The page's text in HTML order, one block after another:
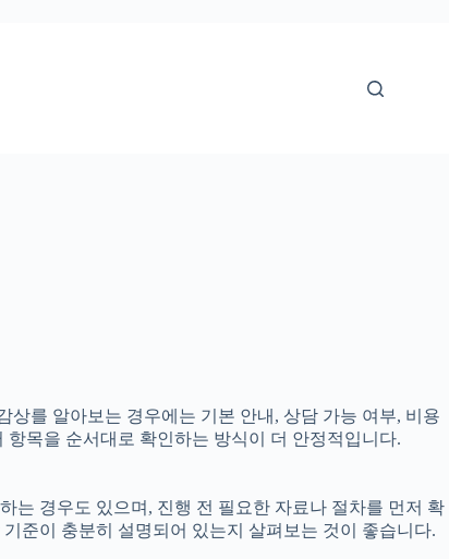
상를 알아보는 경우에는 기본 안내, 상담 가능 여부, 비용
목을 순서대로 확인하는 방식이 더 안정적입니다.
는 경우도 있으며, 진행 전 필요한 자료나 절차를 먼저 확
준이 충분히 설명되어 있는지 살펴보는 것이 좋습니다.